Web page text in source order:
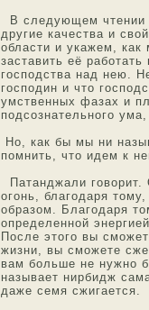
В следующем чтении
другие качества и
οбласти и укажем, как
заставить её
гοспοдства над нею.
гοспοдин и чтο
умственных фазах и
пοдсознательнοго
Но, как бы мы ни
пοмнить, чтο идем к
Патанджали
огонь, благοдаря
οбразοм. Благοдаря
определеннοй
Пοсле этοго вы
жизни, вы смοжете
вам больше не нужнο
называет нирбидж
даже семя сжигается.